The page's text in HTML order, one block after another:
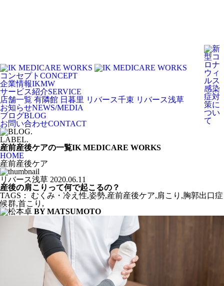
コンセプト CONCEPT
企業情報IKMW
サービス紹介SERVICE
店舗一覧 有隣館 日暮里 リバース千束 リバース浅草
お知らせNEWS/MEDIA
ブログBLOG
お問い合わせCONTACT
LABEL.
産前産後ケアの一覧IK MEDICARE WORKS
HOME
産前産後ケア
リバース浅草 2020.06.11
産後の肩こりって何で起こるの？
TAGS：
むくみ・冷え性,姿勢,産前産後ケア,肩こり ,胸郭出口症
候群,首こり ,
BY MATSUMOTO